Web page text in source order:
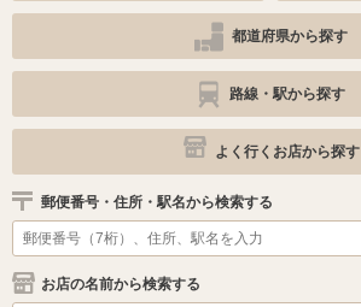
都道府県から探す
路線・駅から探す
よく行くお店から探す
郵便番号・住所・駅名から検索する
お店の名前から検索する